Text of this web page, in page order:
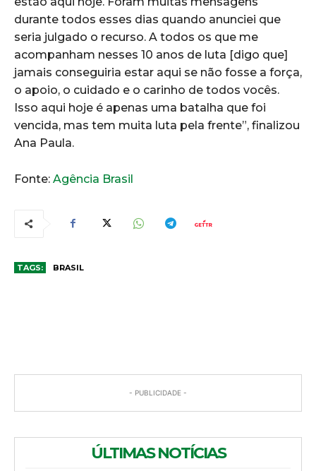
durante todos esses dias quando anunciei que
seria julgado o recurso. A todos os que me
acompanham nesses 10 anos de luta [digo que]
jamais conseguiria estar aqui se não fosse a força,
o apoio, o cuidado e o carinho de todos vocês.
Isso aqui hoje é apenas uma batalha que foi
vencida, mas tem muita luta pela frente”, finalizou
Ana Paula.
Fonte: Agência Brasil
TAGS: BRASIL
- PUBLICIDADE -
ÚLTIMAS NOTÍCIAS